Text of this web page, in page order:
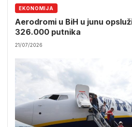
EKONOMIJA
Aerodromi u BiH u junu
326.000 putnika
21/07/2026